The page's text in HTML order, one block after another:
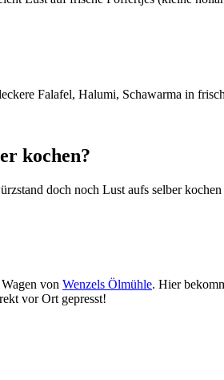
Falafel, Halumi, Schawarma in
kochen?
doch noch Lust aufs selber
von Wenzels Ölmühle. Hier
vor Ort gepresst!